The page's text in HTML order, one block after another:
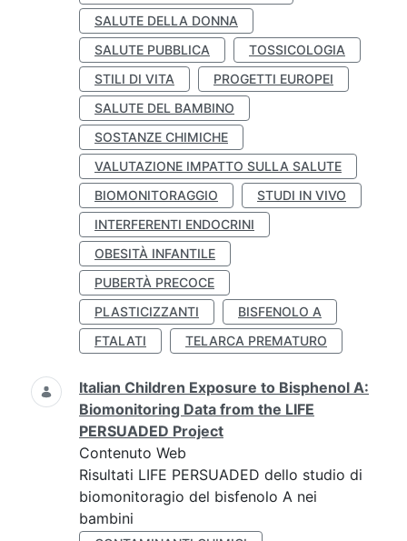
SALUTE DELLA DONNA
SALUTE PUBBLICA
TOSSICOLOGIA
STILI DI VITA
PROGETTI EUROPEI
SALUTE DEL BAMBINO
SOSTANZE CHIMICHE
VALUTAZIONE IMPATTO SULLA SALUTE
BIOMONITORAGGIO
STUDI IN VIVO
INTERFERENTI ENDOCRINI
OBESITÀ INFANTILE
PUBERTÀ PRECOCE
PLASTICIZZANTI
BISFENOLO A
FTALATI
TELARCA PREMATURO
Italian Children Exposure to Bisphenol A:
Biomonitoring Data from the LIFE
PERSUADED Project
Contenuto Web
Risultati LIFE PERSUADED dello studio di
biomonitoragio del bisfenolo A nei
bambini